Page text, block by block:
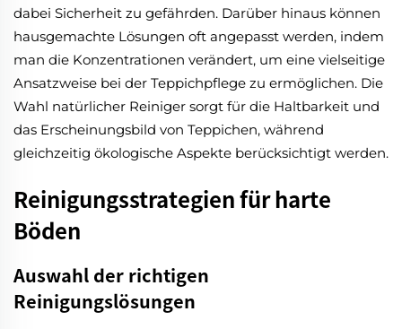
dabei Sicherheit zu gefährden. Darüber hinaus können
hausgemachte Lösungen oft angepasst werden, indem
man die Konzentrationen verändert, um eine vielseitige
Ansatzweise bei der Teppichpflege zu ermöglichen. Die
Wahl natürlicher Reiniger sorgt für die Haltbarkeit und
das Erscheinungsbild von Teppichen, während
gleichzeitig ökologische Aspekte berücksichtigt werden.
Reinigungsstrategien für harte
Böden
Auswahl der richtigen
Reinigungslösungen